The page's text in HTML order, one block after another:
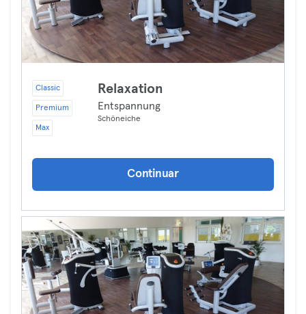
Classic
Premium
Max
Relaxation
Entspannung
Schöneiche
Continuar